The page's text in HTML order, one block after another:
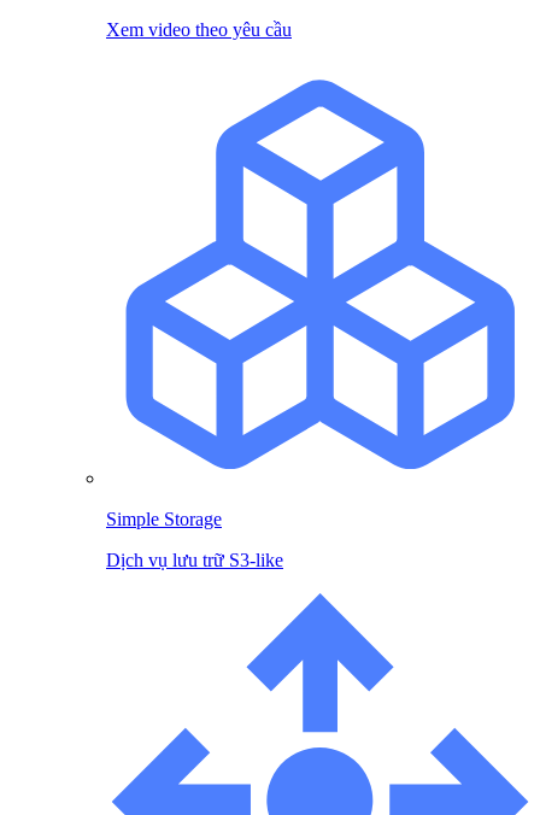
Xem video theo yêu cầu
Simple Storage
Dịch vụ lưu trữ S3-like